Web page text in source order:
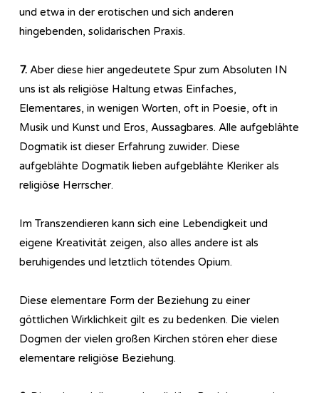
und etwa in der erotischen und sich anderen
hingebenden, solidarischen Praxis.
7. Aber diese hier angedeutete Spur zum Absoluten IN
uns ist als religiöse Haltung etwas Einfaches,
Elementares, in wenigen Worten, oft in Poesie, oft in
Musik und Kunst und Eros, Aussagbares. Alle aufgeblähte
Dogmatik ist dieser Erfahrung zuwider. Diese
aufgeblähte Dogmatik lieben aufgeblähte Kleriker als
religiöse Herrscher.
Im Transzendieren kann sich eine Lebendigkeit und
eigene Kreativität zeigen, also alles andere ist als
beruhigendes und letztlich tötendes Opium.
Diese elementare Form der Beziehung zu einer
göttlichen Wirklichkeit gilt es zu bedenken. Die vielen
Dogmen der vielen großen Kirchen stören eher diese
elementare religiöse Beziehung.